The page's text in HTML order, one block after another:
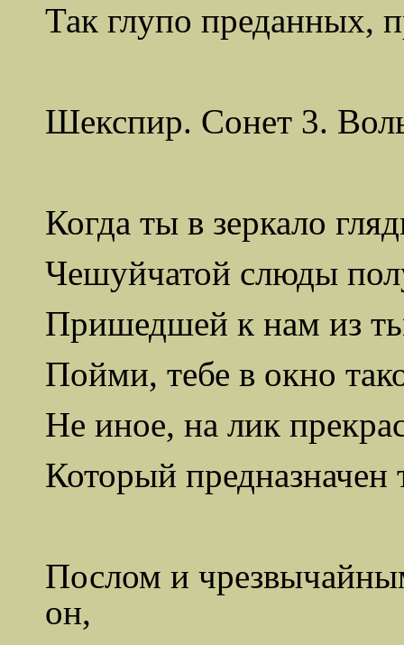
Так глупо преданных,
Шекспир. Сонет 3.
Когда ты в зеркало
Чешуйчатой слюды
Пришедшей к нам из
Пойми, тебе в окно
Не иное, на лик
Который предназначен
Послом и
он,